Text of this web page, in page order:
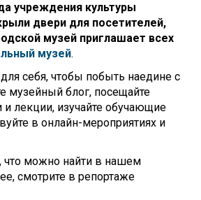
учреждения культуры
двери для посетителей,
музей приглашает всех
музей.
себя, чтобы побыть наедине с
музейный блог, посещайте
лекции, изучайте обучающие
в онлайн-мероприятиях и
что можно найти в нашем
смотрите в репортаже